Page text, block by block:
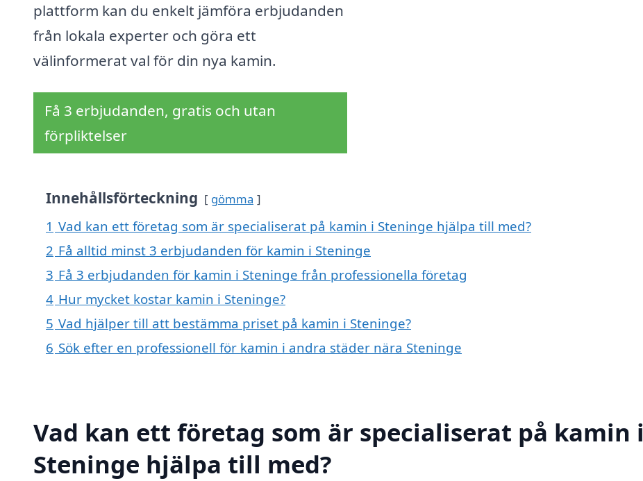
plattform kan du enkelt jämföra erbjudanden
från lokala experter och göra ett
välinformerat val för din nya kamin.
Få 3 erbjudanden, gratis och utan
förpliktelser
Innehållsförteckning gömma
1 Vad kan ett företag som är specialiserat på kamin i Steninge hjälpa till med?
2 Få alltid minst 3 erbjudanden för kamin i Steninge
3 Få 3 erbjudanden för kamin i Steninge från professionella företag
4 Hur mycket kostar kamin i Steninge?
5 Vad hjälper till att bestämma priset på kamin i Steninge?
6 Sök efter en professionell för kamin i andra städer nära Steninge
Vad kan ett företag som är specialiserat på kamin i
Steninge hjälpa till med?